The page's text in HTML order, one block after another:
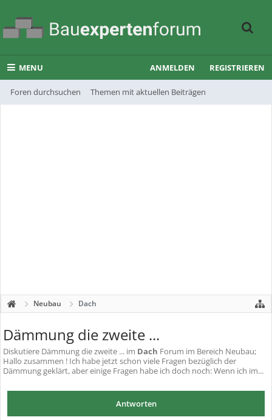
MENU
Foren durchsuchen Themen mit aktuellen Beiträgen
ANMELDEN REGISTRIEREN
Neubau Dach
Dämmung die zweite ...
Diskutiere Dämmung die zweite ... im Dach Forum im Bereich Neubau;
Hallo zusammen ! Ich habe jetzt schon viele Fragen bezüglich der
Dämmung geklärt, aber einige Fragen habe ich doch noch: Wenn ich im...
Antworten